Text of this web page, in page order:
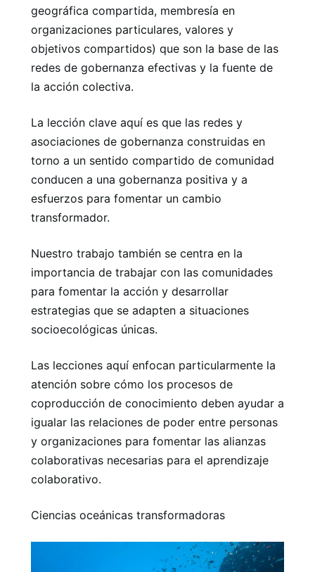
geográfica compartida, membresía en
organizaciones particulares, valores y
objetivos compartidos) que son la base de las
redes de gobernanza efectivas y la fuente de
la acción colectiva.
La lección clave aquí es que las redes y
asociaciones de gobernanza construidas en
torno a un sentido compartido de comunidad
conducen a una gobernanza positiva y a
esfuerzos para fomentar un cambio
transformador.
Nuestro trabajo también se centra en la
importancia de trabajar con las comunidades
para fomentar la acción y desarrollar
estrategias que se adapten a situaciones
socioecológicas únicas.
Las lecciones aquí enfocan particularmente la
atención sobre cómo los procesos de
coproducción de conocimiento deben ayudar a
igualar las relaciones de poder entre personas
y organizaciones para fomentar las alianzas
colaborativas necesarias para el aprendizaje
colaborativo.
Ciencias oceánicas transformadoras